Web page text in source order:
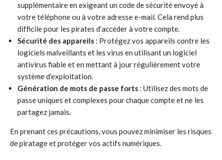
supplémentaire en exigeant un code de sécurité envoyé à
votre téléphone ou à votre adresse e-mail. Cela rend plus
difficile pour les pirates d’accéder à votre compte.
Sécurité des appareils : Protégez vos appareils contre les
logiciels malveillants et les virus en utilisant un logiciel
antivirus fiable et en mettant à jour régulièrement votre
système d’exploitation.
Génération de mots de passe forts : Utilisez des mots de
passe uniques et complexes pour chaque compte et ne les
partagez jamais.
En prenant ces précautions, vous pouvez minimiser les risques
de piratage et protéger vos actifs numériques.